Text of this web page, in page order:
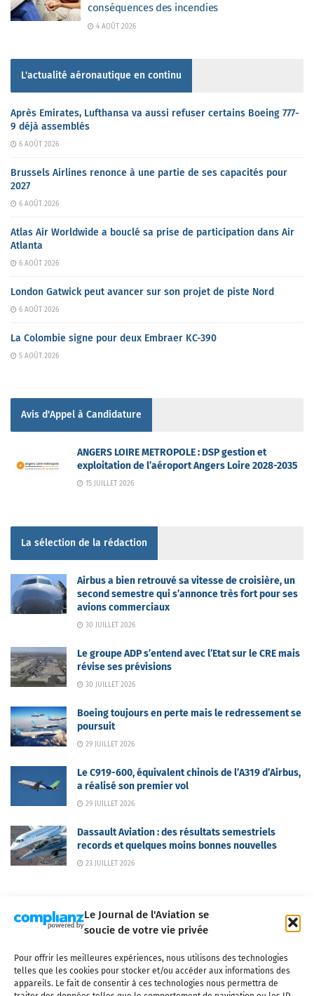
Le Journal de l'Aviation se
soucie de votre vie privée
Pour offrir les meilleures expériences, nous utilisons des technologies
telles que les cookies pour stocker et/ou accéder aux informations des
appareils. Le fait de consentir à ces technologies nous permettra de
conséquences des incendies
4 AOÛT 2026
L'actualité aéronautique en continu
Après Emirates, Lufthansa va aussi refuser certains Boeing 777-
9 déjà assemblés
6 AOÛT 2026
Brussels Airlines renonce à une partie de ses capacités pour
2027
6 AOÛT 2026
Atlas Air Worldwide a bouclé sa prise de participation dans Air
Atlanta
6 AOÛT 2026
London Gatwick peut avancer sur son projet de piste Nord
6 AOÛT 2026
La Colombie signe pour deux Embraer KC-390
5 AOÛT 2026
Avis d'Appel à Candidature
ANGERS LOIRE METROPOLE : DSP gestion et
exploitation de l’aéroport Angers Loire 2028-2035
15 JUILLET 2026
La sélection de la rédaction
Airbus a bien retrouvé sa vitesse de croisière, un
second semestre qui s’annonce très fort pour ses
avions commerciaux
30 JUILLET 2026
Le groupe ADP s’entend avec l’Etat sur le CRE mais
révise ses prévisions
30 JUILLET 2026
Boeing toujours en perte mais le redressement se
poursuit
29 JUILLET 2026
Le C919-600, équivalent chinois de l’A319 d’Airbus,
a réalisé son premier vol
29 JUILLET 2026
Dassault Aviation : des résultats semestriels
records et quelques moins bonnes nouvelles
23 JUILLET 2026
Qui sommes-nous ? Nous contacter
Partenaires
Mentions légales
CGV Politique de confidentialité Cookies